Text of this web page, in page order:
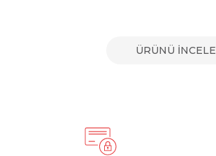
ÜRÜNÜ İNCELE